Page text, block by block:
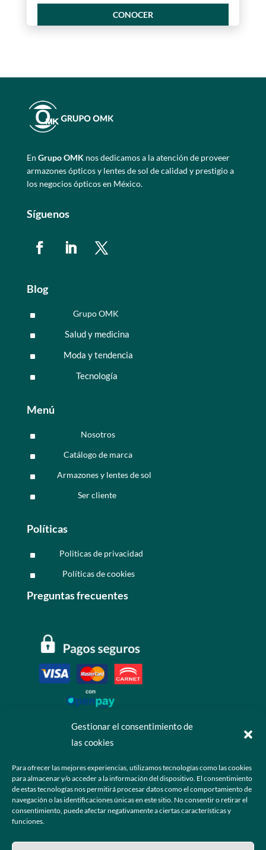
Gestionar el consentimiento de
las cookies
Para ofrecer las mejores experiencias, utilizamos tecnologías como las cookies
para almacenar y/o acceder a la información del dispositivo. El consentimiento
de estas tecnologías nos permitirá procesar datos como el comportamiento de
navegación o las identificaciones únicas en este sitio. No consentir o retirar el
consentimiento, puede afectar negativamente a ciertas características y
funciones.
CONOCER
En Grupo OMKnos dedicamos a la atención de proveer
armazones ópticos y lentes de sol de calidad y prestigio a
los negocios ópticos en México.
Síguenos
Blog
^ Grupo OMK
^ Salud y medicina
^ Moda y tendencia
^ Tecnología
Menú
^ Nosotros
^ Catálogo de marca
^ Armazones y lentes de sol
^ Ser cliente
Políticas
^ Politicas de privacidad
^ Políticas de cookies
Preguntas frecuentes
 +52 55 6173 7725 (Ventas)
 hola@grupo-omk.com
© 2025 Grupo OMK – Todos los derechos reservados